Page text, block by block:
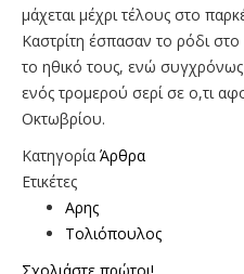
μάχεται μέχρι τέλους στο
Καστρίτη έσπασαν το ρόδι
το ηθικό τους, ενώ
ενός τρομερού σερί σε ο,τι
Οκτωβρίου.
Κατηγορία Άρθρα
Ετικέτες
Αρης
Τολιόπουλος